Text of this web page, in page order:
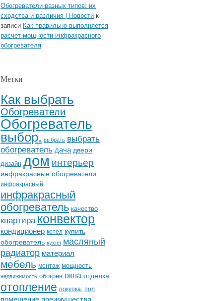
Обогреватели разных типов: их
сходства и различия | Новости к
записи Как правильно выполняется
расчет мощности инфракрасного
обогревателя
Метки
Как выбрать
Обогреватели
Обогреватель
выбор. выбрать выбрать
обогреватель дача двери
дизайн доминтерьер
инфракрасные обогреватели
инфракрасный
инфракрасный
обогреватель качество
квартираконвектор
кондиционер котел купить
обогреватель кухня масляный
радиатор материал
мебель монтаж мощность
недвижимость обогрев окна отделка
отопление покупка. пол
помещение преимущества